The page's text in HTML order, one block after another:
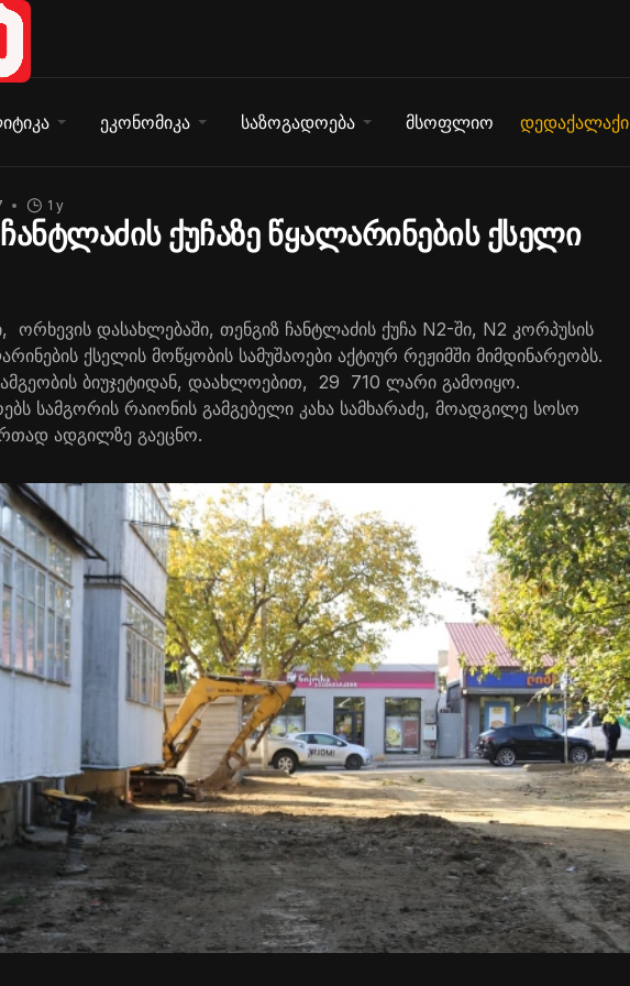
ეკონომიკა საზოგადოება მსოფლიო დედაქალაქი
1 y
ქუჩაზე წყალარინების ქსელი
ორხევის დასახლებაში, თენგიზ ჩანტლაძის ქუჩა N2-ში, N2 კორპუსის
ქსელის მოწყობის სამუშაოები აქტიურ რეჟიმში მიმდინარეობს.
ბიუჯეტიდან, დაახლოებით, 29 710 ლარი გამოიყო.
სამგორის რაიონის გამგებელი კახა სამხარაძე, მოადგილე სოსო
ადგილზე გაეცნო.